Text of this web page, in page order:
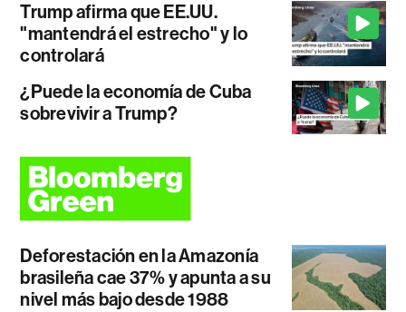
Trump afirma que EE.UU.
"mantendrá el estrecho" y lo
controlará
¿Puede la economía de Cuba
sobrevivir a Trump?
Deforestación en la Amazonía
brasileña cae 37% y apunta a su
nivel más bajo desde 1988